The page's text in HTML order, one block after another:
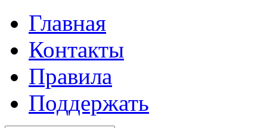
Главная
Контакты
Правила
Поддержать